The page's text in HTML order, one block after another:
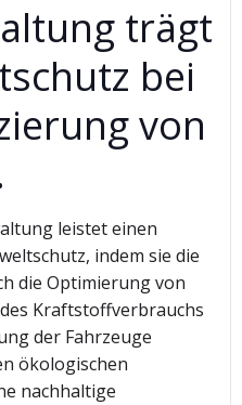
trägt
bei
von
leistet einen
indem sie die
die Optimierung von
Kraftstoffverbrauchs
der Fahrzeuge
ökologischen
nachhaltige